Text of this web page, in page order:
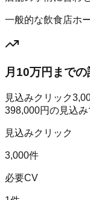
一般的な飲食店ホ
月10万円までの
見込みクリック
398,000円の見込み
見込みクリック
3,000件
必要CV